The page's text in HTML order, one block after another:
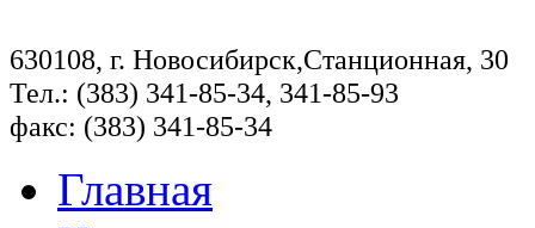
630108, г. Новосибирск,Станционная, 30
Тел.: (383) 341-85-34, 341-85-93
факс: (383) 341-85-34
Главная